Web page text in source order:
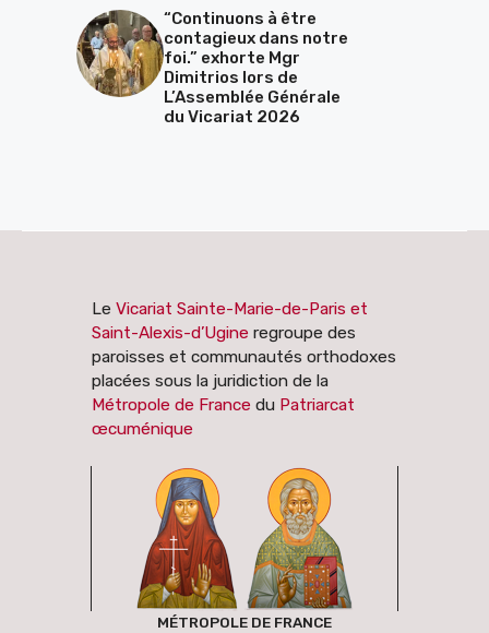
“Continuons à être
contagieux dans notre
foi.” exhorte Mgr
Dimitrios lors de
L’Assemblée Générale
du Vicariat 2026
Le Vicariat Sainte-Marie-de-Paris et
Saint-Alexis-d’Ugine regroupe des
paroisses et communautés orthodoxes
placées sous la juridiction de la
Métropole de France du Patriarcat
œcuménique
MÉTROPOLE DE FRANCE